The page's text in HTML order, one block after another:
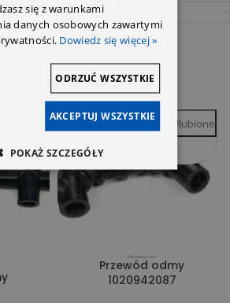
SOLD OUT
Przewód odmy
1020942087
Porównywarka Ulubione
się z warunkami
danych osobowych zawartymi
Dowiedz się więcej »
AKCEPTUJ WSZYSTKIE
ODRZUĆ WSZYSTKIE
POKAŻ SZCZEGÓŁY